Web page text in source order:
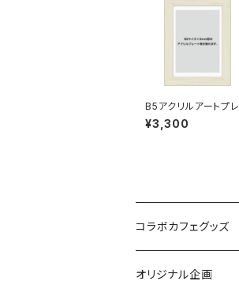
B5アクリルアートプレ
ート専用フレーム
¥3,300
コラボカフェグッズ
ぱんちゅ〜るカフェ
オリジナル企画